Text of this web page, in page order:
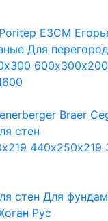
Poritep ЕЗСМ
Для
600х300х200
Braer
стен
440х250х219
стен Для
Рус